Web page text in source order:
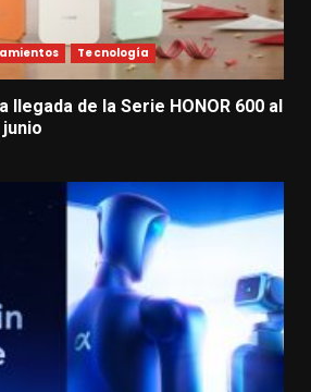
Tecnología
llegada de la Serie HONOR 600 al